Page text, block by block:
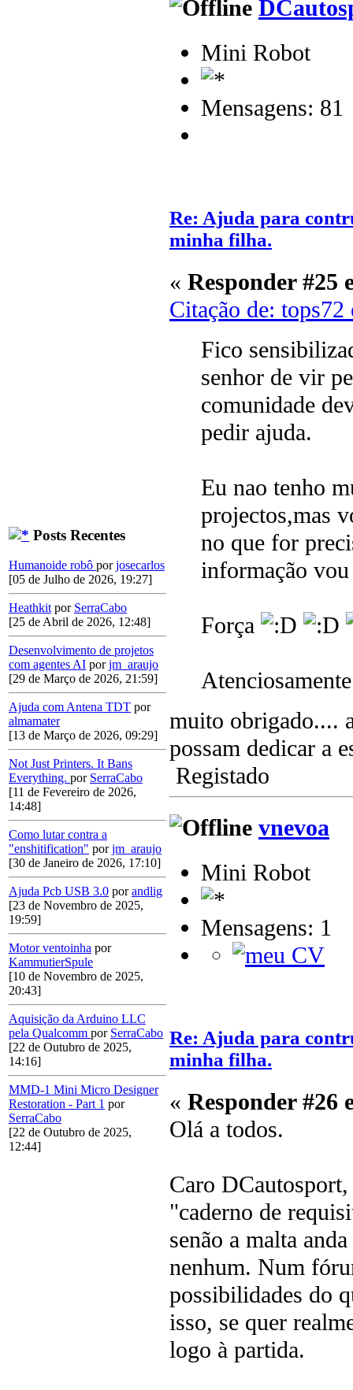
Posts Recentes
Humanoide robô porjosecarlos
[05 de Julho de 2026, 19:27]
Heathkit por SerraCabo
[25 de Abril de 2026, 12:48]
Desenvolvimento de projetos
com agentes AI porjm_araujo
[29 de Março de 2026, 21:59]
Ajuda com Antena TDT por
almamater
[13 de Março de 2026, 09:29]
Not Just Printers. It Bans
Everything. por SerraCabo
[11 de Fevereiro de 2026,
14:48]
Como lutar contra a
"enshitification" porjm_araujo
[30 de Janeiro de 2026, 17:10]
Ajuda Pcb USB 3.0 porandlig
[23 de Novembro de 2025,
19:59]
Motor ventoinha por
KammutierSpule
[10 de Novembro de 2025,
20:43]
Aquisição da Arduino LLC
pela Qualcomm por SerraCabo
[22 de Outubro de 2025,
14:16]
MMD-1 Mini Micro Designer
Restoration - Part 1 por
SerraCabo
[22 de Outubro de 2025,
12:44]
Mini Robot
Mensagens: 81
Re: Ajuda para
minha filha.
« Responder #25
Citação de:
Fico
senhor de vir
comunidade
pedir ajuda.
Eu nao tenho
projectos,mas
no que for
informação
Força
Atenciosamente
muito obrigado....
possam dedicar a
Registado
vnevoa
Mini Robot
Mensagens: 1
Re: Ajuda para
minha filha.
« Responder #26
Olá a todos.
Caro
"caderno de
senão a malta
nenhum. Num
possibilidades do
isso, se quer
logo à partida.